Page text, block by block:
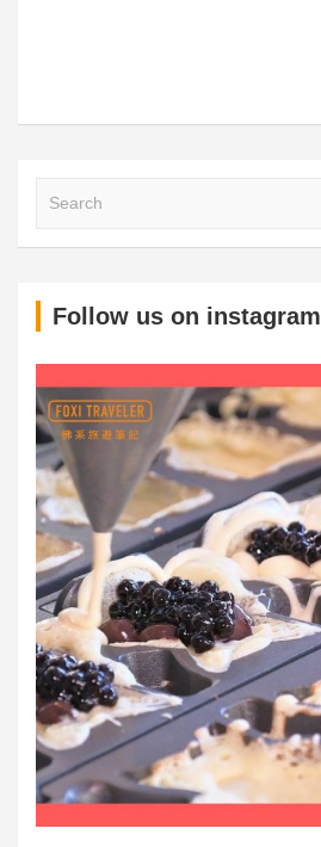
S
Follow us on instagram